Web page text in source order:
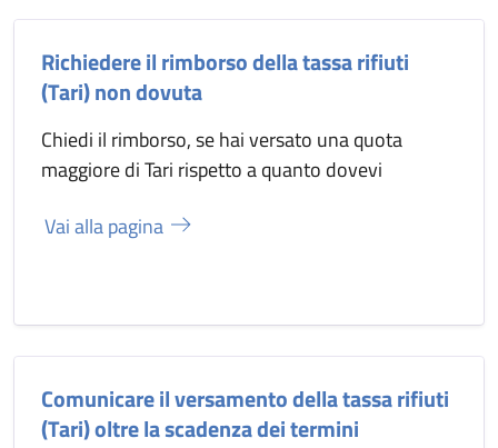
Richiedere il rimborso della tassa rifiuti
(Tari) non dovuta
Chiedi il rimborso, se hai versato una quota
maggiore di Tari rispetto a quanto dovevi
Vai alla pagina
Comunicare il versamento della tassa rifiuti
(Tari) oltre la scadenza dei termini